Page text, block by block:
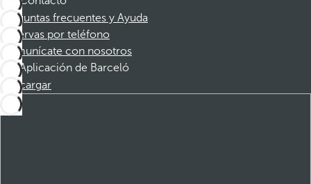
Preguntas frecuentes y Ayuda
Reservas por teléfono
Comunícate con nosotros
Aplicación de Barceló
Descargar